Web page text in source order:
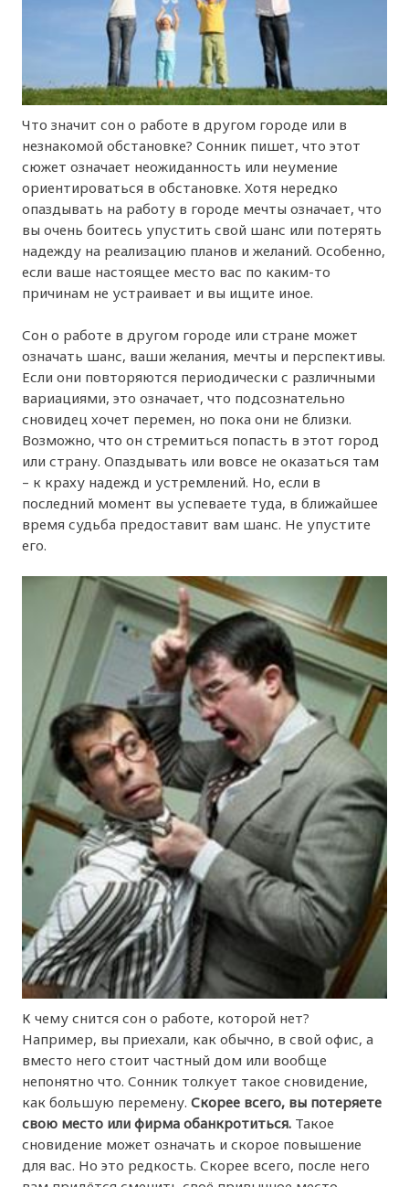
Что значит сон о работе в другом городе или в
незнакомой обстановке? Сонник пишет, что этот
сюжет означает неожиданность или неумение
ориентироваться в обстановке. Хотя нередко
опаздывать на работу в городе мечты означает, что
вы очень боитесь упустить свой шанс или потерять
надежду на реализацию планов и желаний. Особенно,
если ваше настоящее место вас по каким-то
причинам не устраивает и вы ищите иное.
Сон о работе в другом городе или стране может
означать шанс, ваши желания, мечты и перспективы.
Если они повторяются периодически с различными
вариациями, это означает, что подсознательно
сновидец хочет перемен, но пока они не близки.
Возможно, что он стремиться попасть в этот город
или страну. Опаздывать или вовсе не оказаться там
– к краху надежд и устремлений. Но, если в
последний момент вы успеваете туда, в ближайшее
время судьба предоставит вам шанс. Не упустите
его.
К чему снится сон о работе, которой нет?
Например, вы приехали, как обычно, в свой офис, а
вместо него стоит частный дом или вообще
непонятно что. Сонник толкует такое сновидение,
как большую перемену.Скорее всего, вы потеряете
свою место или фирма обанкротиться. Такое
сновидение может означать и скорое повышение
для вас. Но это редкость. Скорее всего, после него